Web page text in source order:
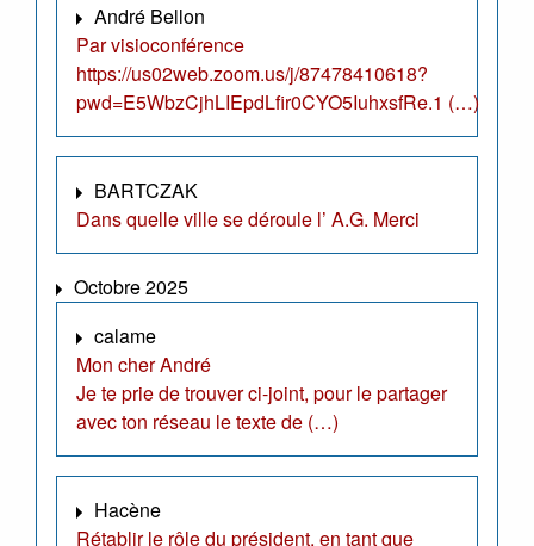
André Bellon
Par visioconférence
https://us02web.zoom.us/j/87478410618?
pwd=E5WbzCjhLIEpdLfir0CYO5IuhxsfRe.1 (…)
BARTCZAK
Dans quelle ville se déroule l’ A.G. Merci
Octobre 2025
calame
Mon cher André
Je te prie de trouver ci-joint, pour le partager
avec ton réseau le texte de (…)
Hacène
Rétablir le rôle du président, en tant que